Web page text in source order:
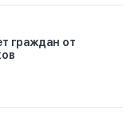
граждан от